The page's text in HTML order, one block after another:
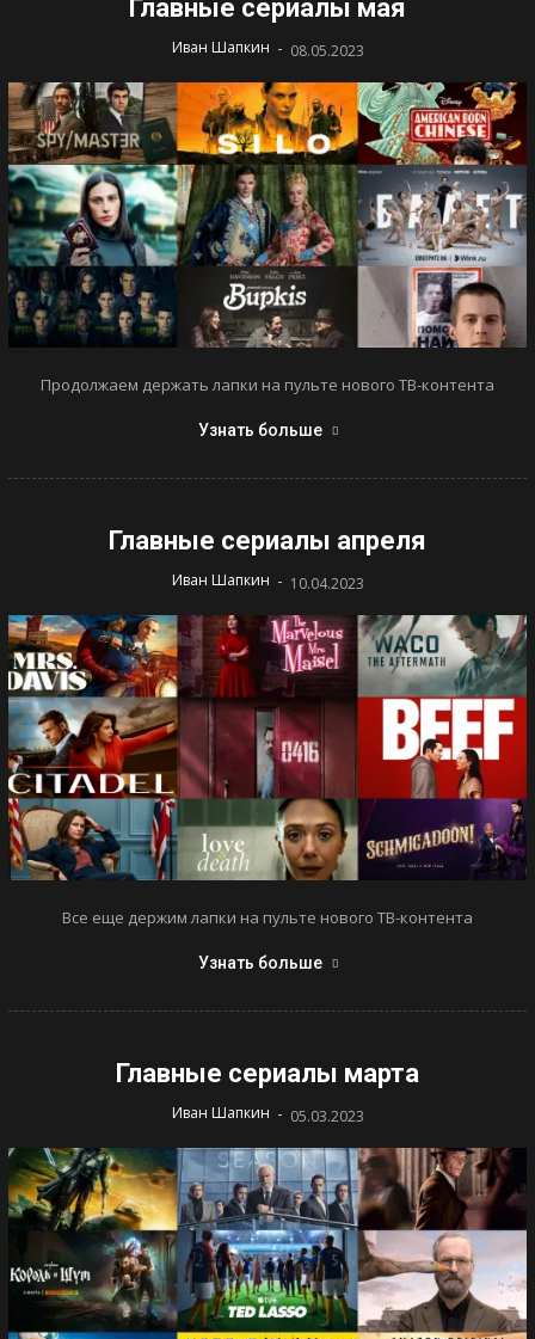
Главные сериалы мая
Иван Шапкин - 08.05.2023
Продолжаем держать лапки на пульте нового ТВ-контента
Узнать больше
Главные сериалы апреля
Иван Шапкин - 10.04.2023
Все еще держим лапки на пульте нового ТВ-контента
Узнать больше
Главные сериалы марта
Иван Шапкин - 05.03.2023